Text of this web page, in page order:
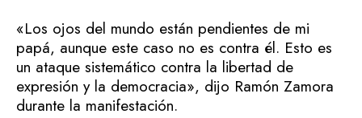
«Los ojos del mundo están pendientes de mi
papá, aunque este caso no es contra él. Esto es
un ataque sistemático contra la libertad de
expresión y la democracia», dijo Ramón Zamora
durante la manifestación.